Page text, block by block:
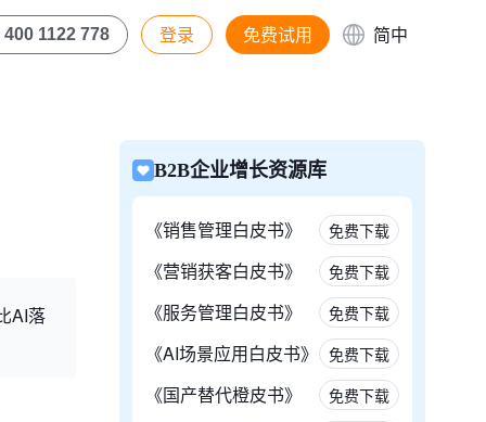
400 1122 778 登录 免费试用 简中
AI落
B2B企业增长资源库
《销售管理白皮书》 免费下载
《营销获客白皮书》 免费下载
《服务管理白皮书》 免费下载
《AI场景应用白皮书》 免费下载
《国产替代橙皮书》 免费下载